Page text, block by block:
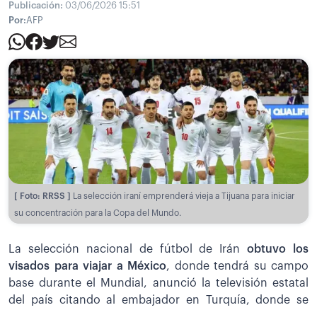
Publicación: 03/06/2026 15:51
Por:AFP
[ Foto: RRSS ]
La selección iraní emprenderá vieja a Tijuana para iniciar
su concentración para la Copa del Mundo.
La selección nacional de fútbol de Iránobtuvo los
visados para viajar a México, donde tendrá su campo
base durante el Mundial, anunció la televisión estatal
del país citando al embajador en Turquía, donde se